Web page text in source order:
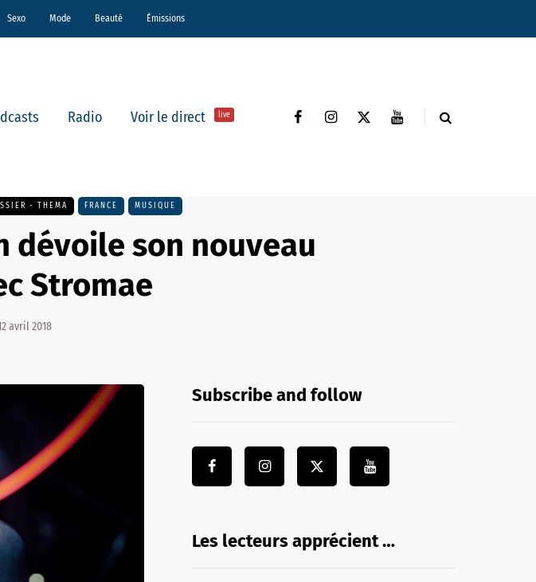
Sexo Mode Beauté Émissions
Radio Voir le direct live
- THEMA FRANCE MUSIQUE
dévoile son nouveau
Stromae
avril 2018
Subscribe and follow
Les lecteurs apprécient …